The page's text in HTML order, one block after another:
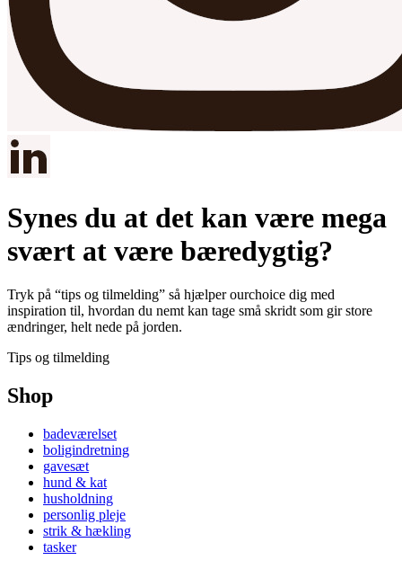
Synes du at det kan være mega
svært at være bæredygtig?
Tryk på “tips og tilmelding” så hjælper ourchoice dig med
inspiration til, hvordan du nemt kan tage små skridt som gir store
ændringer, helt nede på jorden.
Tips og tilmelding
Shop
badeværelset
boligindretning
gavesæt
hund & kat
husholdning
personlig pleje
strik & hækling
tasker